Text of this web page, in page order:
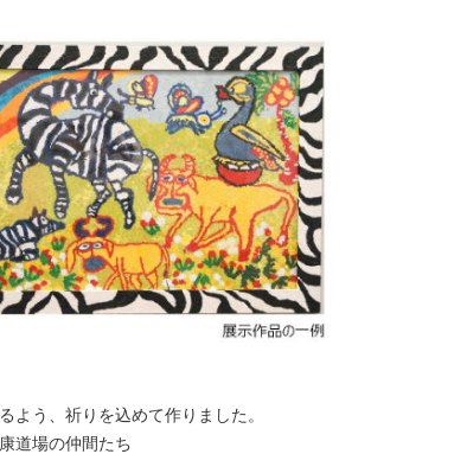
よう、祈りを込めて作りました。
道場の仲間たち